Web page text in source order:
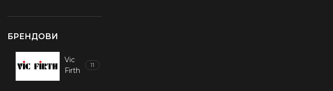
БРЕНДОВИ
Vic
Firth
11